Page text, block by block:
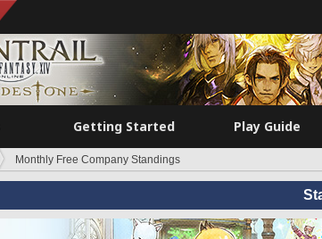
Getting Started Play Guide
Monthly Free Company Standings